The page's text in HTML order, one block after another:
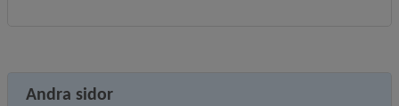
Andra sidor